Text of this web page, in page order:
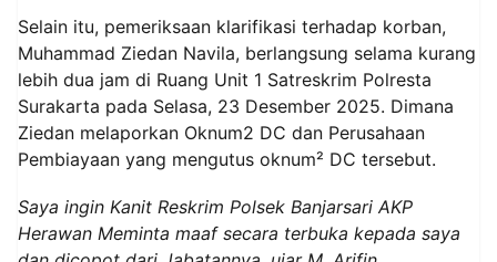
Selain itu, pemeriksaan klarifikasi terhadap korban,
Muhammad Ziedan Navila, berlangsung selama kurang
lebih dua jam di Ruang Unit 1 Satreskrim Polresta
Surakarta pada Selasa, 23 Desember 2025. Dimana
Ziedan melaporkan Oknum2 DC dan Perusahaan
Pembiayaan yang mengutus oknum² DC tersebut.
Saya ingin Kanit Reskrim Polsek Banjarsari AKP
Herawan Meminta maaf secara terbuka kepada saya